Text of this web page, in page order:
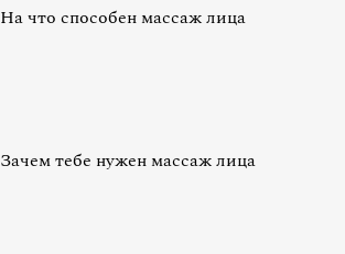
На что способен массаж лица
Зачем тебе нужен массаж лица